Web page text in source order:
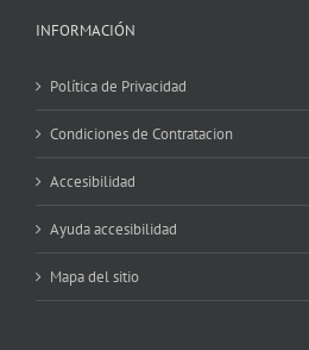
INFORMACIÓN
Política de Privacidad
Condiciones de Contratacion
Accesibilidad
Ayuda accesibilidad
Mapa del sitio